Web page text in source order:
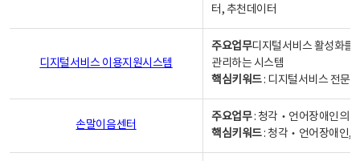
터, 추천데이터
디지털서비스 이용지원시스템
주요업무디지털서비스 활성화를
관리하는 시스템
핵심키워드: 디지털서비스 전문
손말이음센터
주요업무: 청각‧언어장애인의
핵심키워드: 청각‧언어장애인,